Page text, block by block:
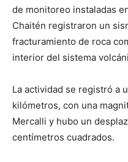
de monitoreo instaladas
Chaitén registraron un
fracturamiento de roca
interior del sistema
La actividad se registró a
kilómetros, con una
Mercalli y hubo un
centímetros cuadrados.